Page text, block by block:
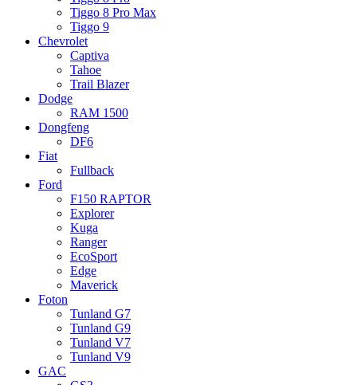
Tiggo 8 Pro Max
Tiggo 9
Chevrolet
Captiva
Tahoe
Trail Blazer
Dodge
RAM 1500
Dongfeng
DF6
Fiat
Fullback
Ford
F150 RAPTOR
Explorer
Kuga
Ranger
EcoSport
Edge
Maverick
Foton
Tunland G7
Tunland G9
Tunland V7
Tunland V9
GAC